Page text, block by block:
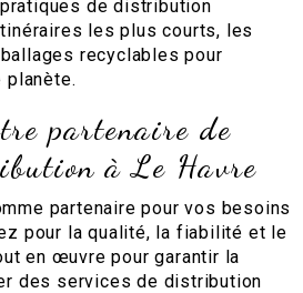
de distribution
les plus courts, les
recyclables pour
planète.
partenaire de
à Le Havre
partenaire pour vos besoins
pour la qualité, la fiabilité et le
en œuvre pour garantir la
des services de distribution